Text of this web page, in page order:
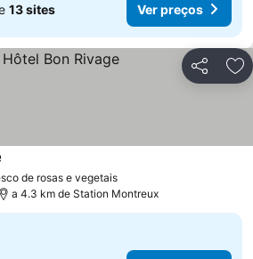
13 sites Ver preços
Partilhar
de rosas e vegetaisVer preços
a 4.3 km de Station Montreux